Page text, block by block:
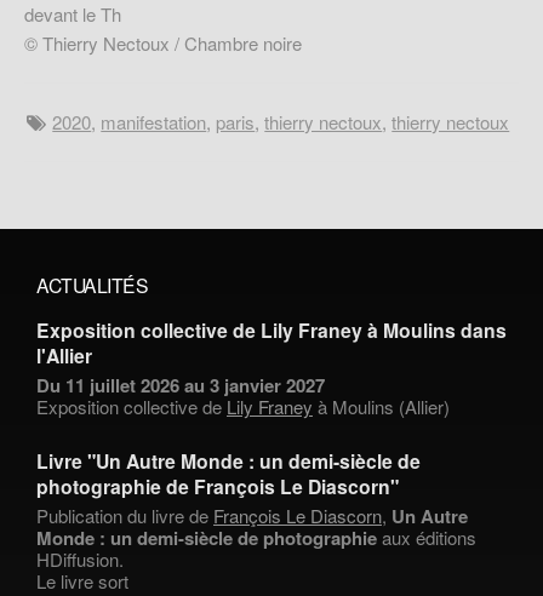
devant le Th
© Thierry Nectoux / Chambre noire
2020, manifestation, paris,thierry nectoux,thierry nectoux
ACTUALITÉS
Exposition collective de Lily Franey à Moulins dans
l'Allier
Du 11 juillet 2026 au 3 janvier 2027
Exposition collective de Lily Franey à Moulins (Allier)
Livre "Un Autre Monde : un demi-siècle de
photographie de François Le Diascorn"
Publication du livre de François Le Diascorn, Un Autre
Monde : un demi-siècle de photographieaux éditions
HDiffusion.
Le livre sort